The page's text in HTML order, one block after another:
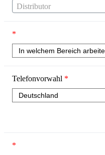
Distributor
*
Telefonvorwahl *
*